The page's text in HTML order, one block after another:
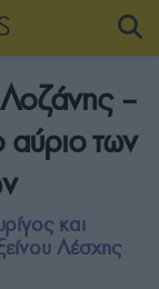
–
αύριο των
και
Λέσχης